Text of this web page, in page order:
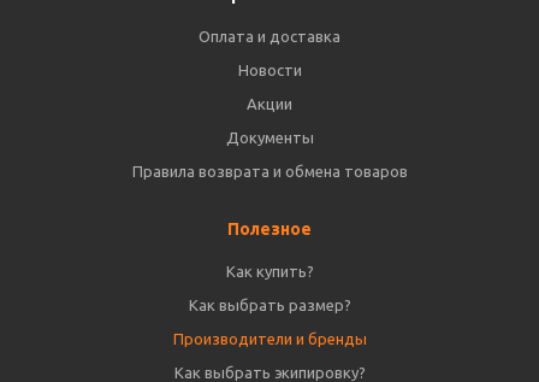
Оплата и доставка
Новости
Акции
Документы
Правила возврата и обмена товаров
Полезное
Как купить?
Как выбрать размер?
Производители и бренды
Как выбрать экипировку?